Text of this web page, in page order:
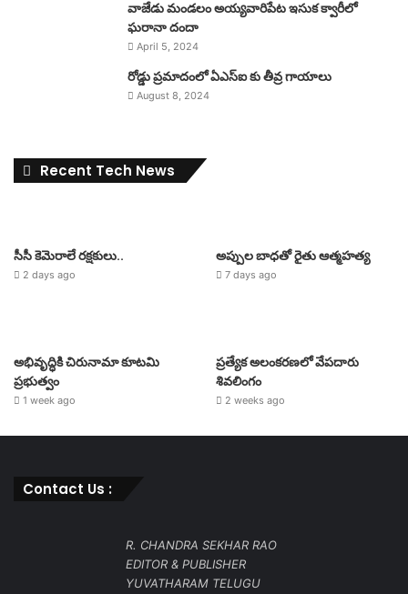
వాజేడు మండలం అయ్యవారిపేట ఇసుక క్వారీలో
ఘరానా దందా
April 5, 2024
రోడ్డు ప్రమాదంలో ఏఎస్ఐ కు తీవ్ర గాయాలు
August 8, 2024
Recent Tech News
సీసీ కెమెరాలే రక్షకులు..
2 days ago
అప్పుల బాధతో రైతు ఆత్మహత్య
7 days ago
అభివృద్ధికి చిరునామా కూటమి
ప్రభుత్వం
1 week ago
ప్రత్యేక అలంకరణలో వేపదారు
శివలింగం
2 weeks ago
Contact Us :
R. CHANDRA SEKHAR RAO
EDITOR & PUBLISHER
YUVATHARAM TELUGU